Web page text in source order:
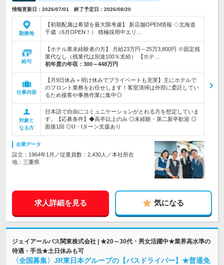
情報更新日：2026/07/01 終了予定日：2026/08/20
勤務地
【初期配属は希望を最大限考慮】 新店舗OPEN情報 ◇北海道
千歳（6月OPEN！） 積極採用中エリ…
給与
【ホテル業未経験者の方】 月給23万円～25万3,800円 ※固定残
業代なし（残業代は別途100％支給） 【ホテ…
初年度の年収： 300～448万円
仕事内容
【月9日休み＋明け休みでプライベートも充実】主にホテルで
のフロント業務をお任せします！客室清掃は外部に委託してい
るため接客や事務作業に集中◎
対象と
なる方
日本語で自由にコミュニケーションがとれる方を想定していま
す。【応募条件】◆高卒以上のみ ◎未経験・第二新卒歓迎 ◎
面接1回 ◎U・Iターン支援あり
企業データ
設立：1964年1月／従業員数：2,430人／本社所在
地：三重県
求人詳細を見る 気になる
ジェイアールバス関東株式会社 | ★20～30代・男女活躍中★業界高水準の
待遇・手当★土日休みも可
〈全国募集〉JR東日本グループの【バスドライバー】★普通免